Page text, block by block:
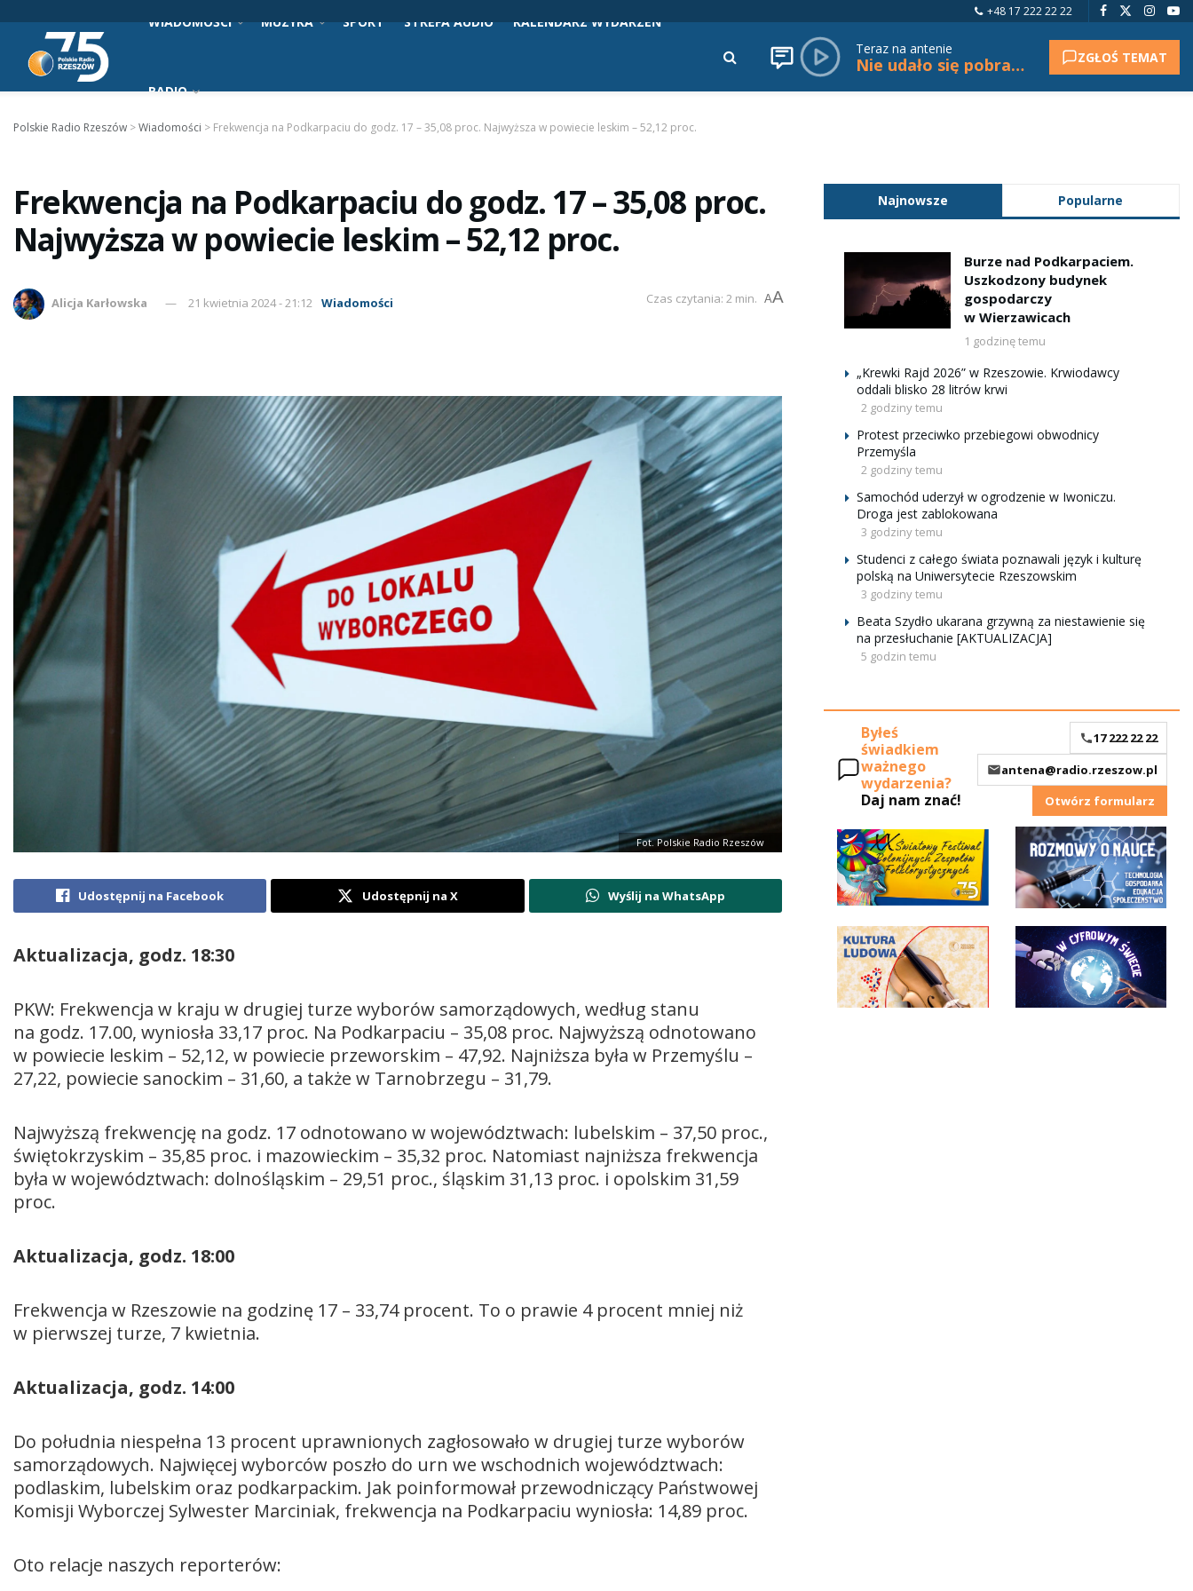
+48 17 222 22 22
WIADOMOŚCI MUZYKA SPORT STREFA AUDIO KALENDARZ WYDARZEŃ
RADIO
Teraz na antenie
Nie udało się pobrać tytułu. ZGŁOŚ TEMAT
Polskie Radio Rzeszów >Wiadomości > Frekwencja na Podkarpaciu do godz. 17 – 35,08 proc. Najwyższa w powiecie leskim – 52,12 proc.
Frekwencja na Podkarpaciu do godz. 17 – 35,08 proc.
Najwyższa w powiecie leskim – 52,12 proc.
Alicja Karłowska 21 kwietnia 2024 - 21:12 Wiadomości Czas czytania: 2 min. AA
Fot. Polskie Radio Rzeszów
Udostępnij na Facebook Udostępnij na X Wyślij na WhatsApp
Aktualizacja, godz. 18:30
PKW: Frekwencja w kraju w drugiej turze wyborów samorządowych, według stanu
na godz. 17.00, wyniosła 33,17 proc. Na Podkarpaciu – 35,08 proc. Najwyższą odnotowano
w powiecie leskim – 52,12, w powiecie przeworskim – 47,92. Najniższa była w Przemyślu –
27,22, powiecie sanockim – 31,60, a także w Tarnobrzegu – 31,79.
Najwyższą frekwencję na godz. 17 odnotowano w województwach: lubelskim – 37,50 proc.,
świętokrzyskim – 35,85 proc. i mazowieckim – 35,32 proc. Natomiast najniższa frekwencja
była w województwach: dolnośląskim – 29,51 proc., śląskim 31,13 proc. i opolskim 31,59
proc.
Aktualizacja, godz. 18:00
Frekwencja w Rzeszowie na godzinę 17 – 33,74 procent. To o prawie 4 procent mniej niż
w pierwszej turze, 7 kwietnia.
Aktualizacja, godz. 14:00
Do południa niespełna 13 procent uprawnionych zagłosowało w drugiej turze wyborów
samorządowych. Najwięcej wyborców poszło do urn we wschodnich województwach:
podlaskim, lubelskim oraz podkarpackim. Jak poinformował przewodniczący Państwowej
Komisji Wyborczej Sylwester Marciniak, frekwencja na Podkarpaciu wyniosła: 14,89 proc.
Oto relacje naszych reporterów:
Najnowsze Popularne
Burze nad Podkarpaciem.
Uszkodzony budynek
gospodarczy
w Wierzawicach
1 godzinę temu
„Krewki Rajd 2026” w Rzeszowie. Krwiodawcy
oddali blisko 28 litrów krwi
2 godziny temu
Protest przeciwko przebiegowi obwodnicy
Przemyśla
2 godziny temu
Samochód uderzył w ogrodzenie w Iwoniczu.
Droga jest zablokowana
3 godziny temu
Studenci z całego świata poznawali język i kulturę
polską na Uniwersytecie Rzeszowskim
3 godziny temu
Beata Szydło ukarana grzywną za niestawienie się
na przesłuchanie [AKTUALIZACJA]
5 godzin temu
Byłeś
świadkiem
ważnego
wydarzenia?
Daj nam znać!
17 222 22 22
antena@radio.rzeszow.pl
Otwórz formularz